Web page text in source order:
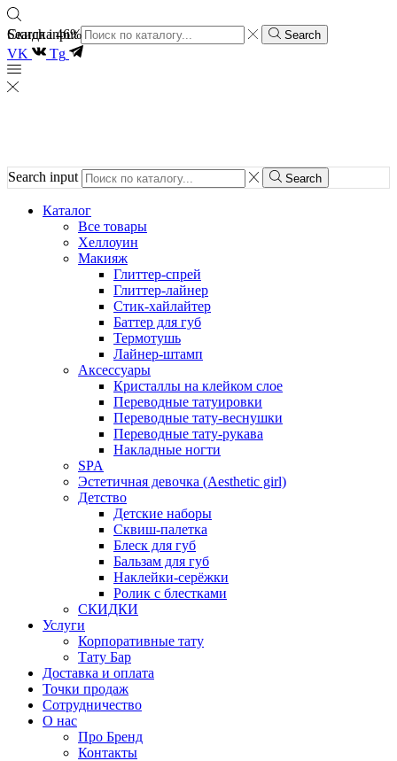
Search input Search
VK Tg
Search input Search
Каталог
Все товары
Хеллоуин
Макияж
Глиттер-спрей
Глиттер-лайнер
Стик-хайлайтер
Баттер для губ
Термотушь
Лайнер-штамп
Аксессуары
Кристаллы на клейком слое
Переводные татуировки
Переводные тату-веснушки
Переводные тату-рукава
Накладные ногти
SPA
Эстетичная девочка (Aesthetic girl)
Детство
Детские наборы
Сквиш-палетка
Блеск для губ
Бальзам для губ
Наклейки-серёжки
Ролик с блестками
СКИДКИ
Услуги
Корпоративные тату
Тату Бар
Доставка и оплата
Точки продаж
Сотрудничество
О нас
Про Бренд
Контакты
Скидка 46%